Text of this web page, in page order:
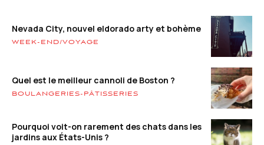
Nevada City, nouvel eldorado arty et bohème
WEEK-END/VOYAGE
Quel est le meilleur cannoli de Boston ?
BOULANGERIES-PÂTISSERIES
Pourquoi voit-on rarement des chats dans les
jardins aux États-Unis ?